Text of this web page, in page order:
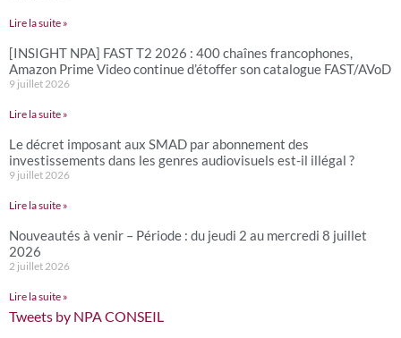
Lire la suite »
[INSIGHT NPA] FAST T2 2026 : 400 chaînes francophones,
Amazon Prime Video continue d’étoffer son catalogue FAST/AVoD
9 juillet 2026
Lire la suite »
Le décret imposant aux SMAD par abonnement des
investissements dans les genres audiovisuels est-il illégal ?
9 juillet 2026
Lire la suite »
Nouveautés à venir – Période : du jeudi 2 au mercredi 8 juillet
2026
2 juillet 2026
Lire la suite »
Tweets by NPA CONSEIL